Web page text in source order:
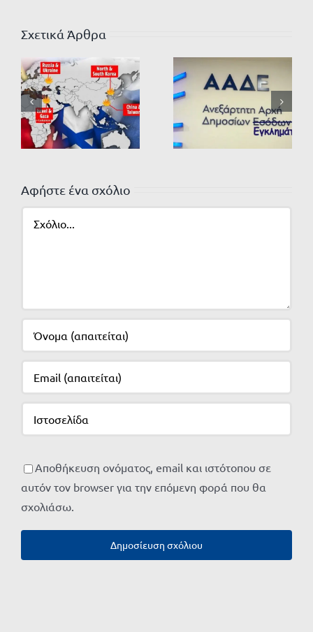
Σχετικά Άρθρα
Αφήστε ένα σχόλιο
Αποθήκευση ονόματος, email και ιστότοπου σε
αυτόν τον browser για την επόμενη φορά που θα
σχολιάσω.